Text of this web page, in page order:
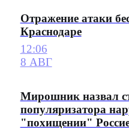
Отражение атаки
Краснодаре
12:06
8 АВГ
Мирошник назвал
популяризатора
"похищении"